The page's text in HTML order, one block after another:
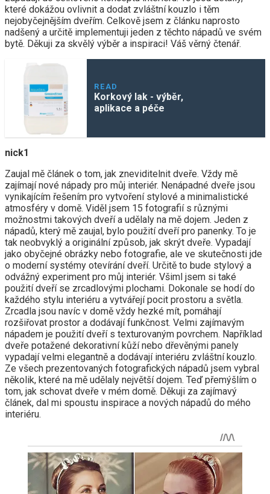
které dokážou ovlivnit a dodat zvláštní kouzlo i těm
nejobyčejnějším dveřím. Celkově jsem z článku naprosto
nadšený a určitě implementuji jeden z těchto nápadů ve svém
bytě. Děkuji za skvělý výběr a inspiraci! Váš věrný čtenář.
READ
Korkový lak - výběr,
aplikace a péče
nick1
Zaujal mě článek o tom, jak zneviditelnit dveře. Vždy mě
zajímají nové nápady pro můj interiér. Nenápadné dveře jsou
vynikajícím řešením pro vytvoření stylové a minimalistické
atmosféry v domě. Viděl jsem 15 fotografií s různými
možnostmi takových dveří a udělaly na mě dojem. Jeden z
nápadů, který mě zaujal, bylo použití dveří pro panenky. To je
tak neobvyklý a originální způsob, jak skrýt dveře. Vypadají
jako obyčejné obrázky nebo fotografie, ale ve skutečnosti jde
o moderní systémy otevírání dveří. Určitě to bude stylový a
odvážný experiment pro můj interiér. Všiml jsem si také
použití dveří se zrcadlovými plochami. Dokonale se hodí do
každého stylu interiéru a vytvářejí pocit prostoru a světla.
Zrcadla jsou navíc v domě vždy hezké mít, pomáhají
rozšiřovat prostor a dodávají funkčnost. Velmi zajímavým
nápadem je použití dveří s texturovaným povrchem. Například
dveře potažené dekorativní kůží nebo dřevěnými panely
vypadají velmi elegantně a dodávají interiéru zvláštní kouzlo.
Ze všech prezentovaných fotografických nápadů jsem vybral
několik, které na mě udělaly největší dojem. Teď přemýšlím o
tom, jak schovat dveře v mém domě. Děkuji za zajímavý
článek, dal mi spoustu inspirace a nových nápadů do mého
interiéru.